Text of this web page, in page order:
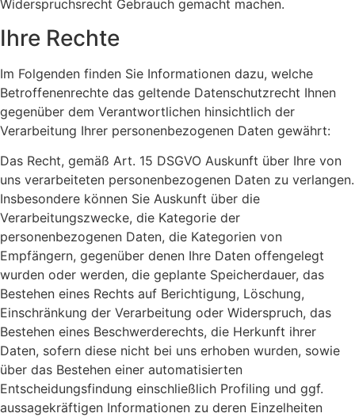
Widerspruchsrecht Gebrauch gemacht machen.
Ihre Rechte
Im Folgenden finden Sie Informationen dazu, welche
Betroffenenrechte das geltende Datenschutzrecht Ihnen
gegenüber dem Verantwortlichen hinsichtlich der
Verarbeitung Ihrer personenbezogenen Daten gewährt:
Das Recht, gemäß Art. 15 DSGVO Auskunft über Ihre von
uns verarbeiteten personenbezogenen Daten zu verlangen.
Insbesondere können Sie Auskunft über die
Verarbeitungszwecke, die Kategorie der
personenbezogenen Daten, die Kategorien von
Empfängern, gegenüber denen Ihre Daten offengelegt
wurden oder werden, die geplante Speicherdauer, das
Bestehen eines Rechts auf Berichtigung, Löschung,
Einschränkung der Verarbeitung oder Widerspruch, das
Bestehen eines Beschwerderechts, die Herkunft ihrer
Daten, sofern diese nicht bei uns erhoben wurden, sowie
über das Bestehen einer automatisierten
Entscheidungsfindung einschließlich Profiling und ggf.
aussagekräftigen Informationen zu deren Einzelheiten